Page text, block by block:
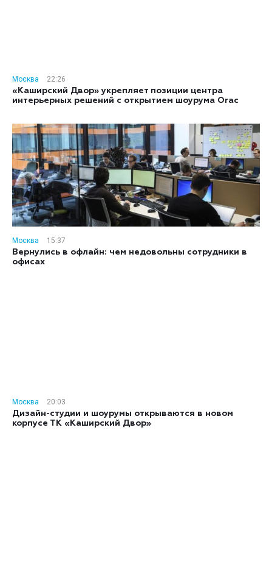
Москва
22:26
«Каширский Двор» укрепляет позиции центра
интерьерных решений с открытием шоурума Orac
Москва
15:37
Вернулись в офлайн: чем недовольны сотрудники в
офисах
Москва
20:03
Дизайн-студии и шоурумы открываются в новом
корпусе ТК «Каширский Двор»